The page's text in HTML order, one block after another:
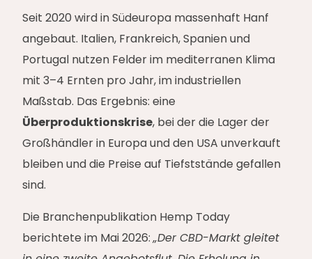
Seit 2020 wird in Südeuropa massenhaft Hanf
angebaut. Italien, Frankreich, Spanien und
Portugal nutzen Felder im mediterranen Klima
mit 3–4 Ernten pro Jahr, im industriellen
Maßstab. Das Ergebnis: eine
Überproduktionskrise, bei der die Lager der
Großhändler in Europa und den USA unverkauft
bleiben und die Preise auf Tiefststände gefallen
sind.
Die Branchenpublikation Hemp Today
berichtete im Mai 2026:„Der CBD-Markt gleitet